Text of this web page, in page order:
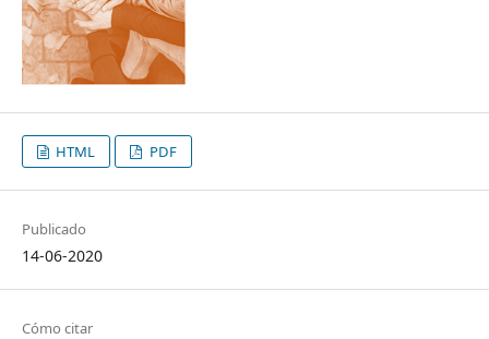
HTML PDF
Publicado
14-06-2020
Cómo citar